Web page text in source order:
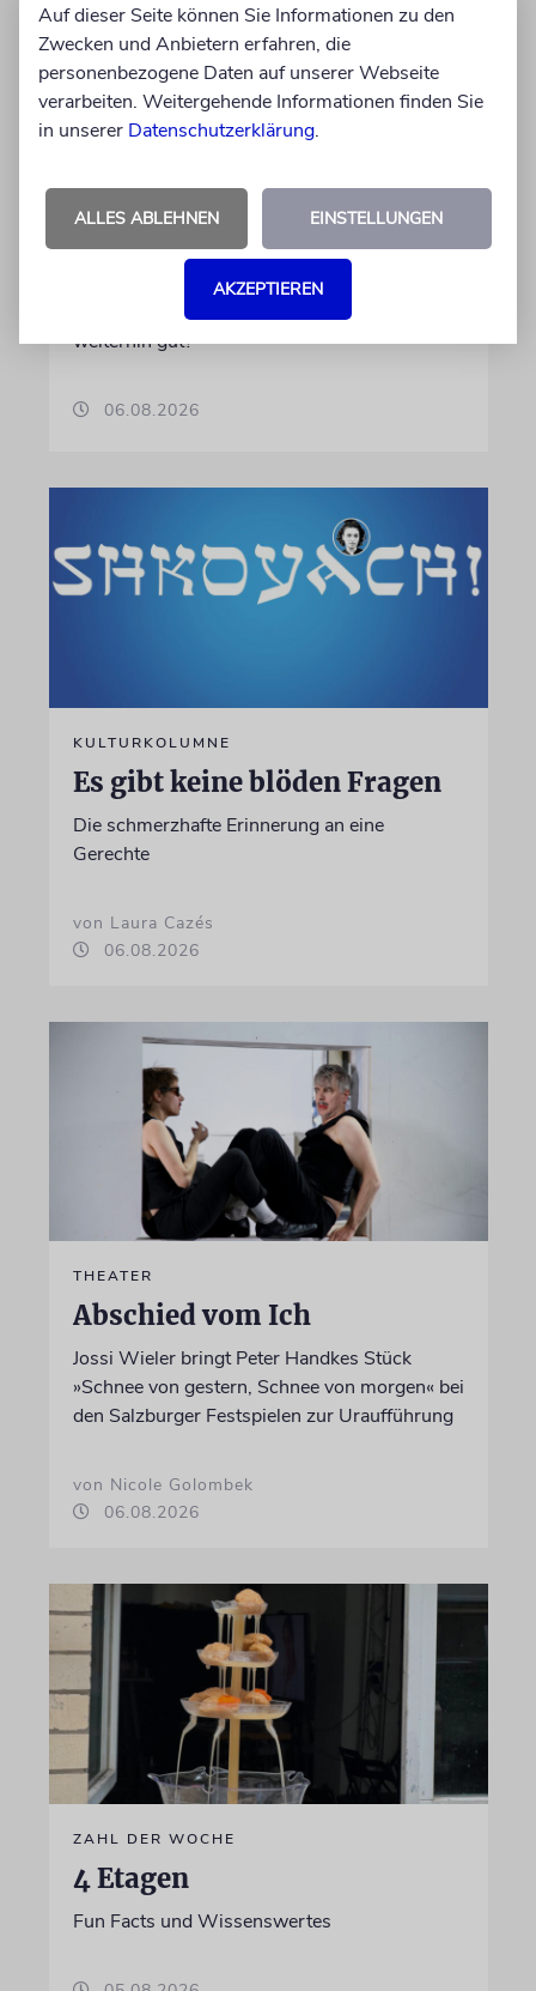
LONDON
Schwinden die Chancen auf
einen jüdischen James Bond?
Seit Jahren wird darüber spekuliert, wer der
neue 007 wird. Wenn es nach Produzentin
Amy Pascal geht, fällt die Entscheidung bald.
Stehen die Chancen für Aaron Taylor-Johnson
weiterhin gut?
06.08.2026
KULTURKOLUMNE
Es gibt keine blöden Fragen
Die schmerzhafte Erinnerung an eine
Gerechte
von Laura Cazés
06.08.2026
THEATER
Abschied vom Ich
Jossi Wieler bringt Peter Handkes Stück
»Schnee von gestern, Schnee von morgen« bei
den Salzburger Festspielen zur Uraufführung
von Nicole Golombek
06.08.2026
ZAHL DER WOCHE
4 Etagen
Fun Facts und Wissenswertes
Auf dieser Seite können Sie Informationen zu den
Zwecken und Anbietern erfahren, die
personenbezogene Daten auf unserer Webseite
verarbeiten. Weitergehende Informationen finden Sie
in unserer Datenschutzerklärung.
ALLES ABLEHNEN EINSTELLUNGEN
AKZEPTIEREN